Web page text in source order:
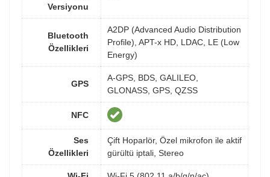
Versiyonu
Bluetooth
Özellikleri
A2DP (Advanced Audio Distribution
Profile), APT-x HD, LDAC, LE (Low
Energy)
GPS
A-GPS, BDS, GALILEO,
GLONASS, GPS, QZSS
NFC
Ses
Özellikleri
Çift Hoparlör, Özel mikrofon ile aktif
gürültü iptali, Stereo